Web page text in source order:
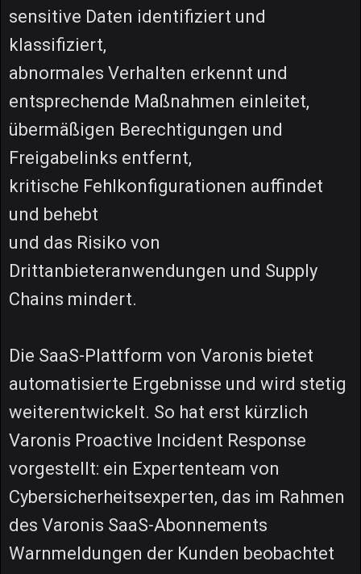
sensitive Daten identifiziert und
klassifiziert,
abnormales Verhalten erkennt und
entsprechende Maßnahmen einleitet,
übermäßigen Berechtigungen und
Freigabelinks entfernt,
kritische Fehlkonfigurationen auffindet
und behebt
und das Risiko von
Drittanbieteranwendungen und Supply
Chains mindert.
Die SaaS-Plattform von Varonis bietet
automatisierte Ergebnisse und wird stetig
weiterentwickelt. So hat erst kürzlich
Varonis Proactive Incident Response
vorgestellt: ein Expertenteam von
Cybersicherheitsexperten, das im Rahmen
des Varonis SaaS-Abonnements
Warnmeldungen der Kunden beobachtet